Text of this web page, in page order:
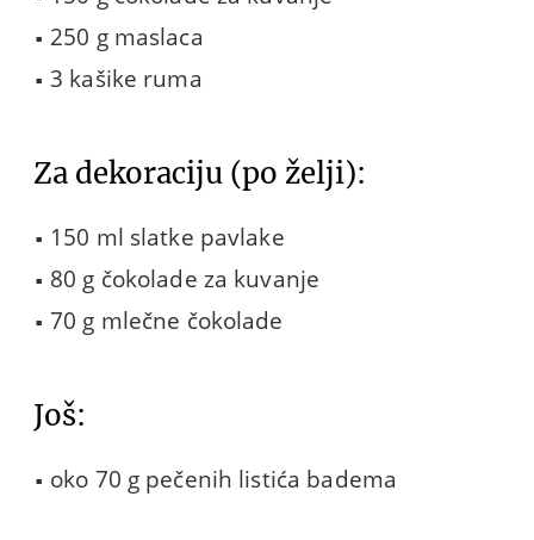
250 g maslaca
3 kašike ruma
Za dekoraciju (po želji):
150 ml slatke pavlake
80 g čokolade za kuvanje
70 g mlečne čokolade
Još:
oko 70 g pečenih listića badema